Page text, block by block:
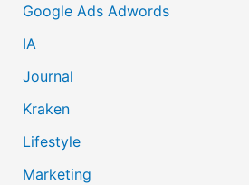
Google Ads Adwords
IA
Journal
Kraken
Lifestyle
Marketing